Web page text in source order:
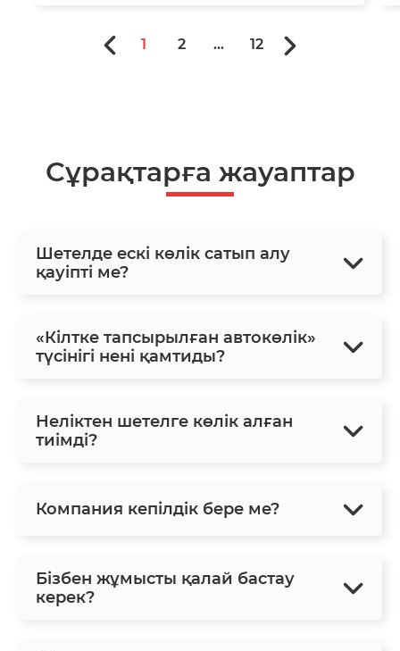
1 2 ... 12
Сұрақтарға жауаптар
Шетелде ескі көлік сатып алу
қауіпті ме?
«Кілтке тапсырылған автокөлік»
түсінігі нені қамтиды?
Неліктен шетелге көлік алған
тиімді?
Компания кепілдік бере ме?
Бізбен жұмысты қалай бастау
керек?